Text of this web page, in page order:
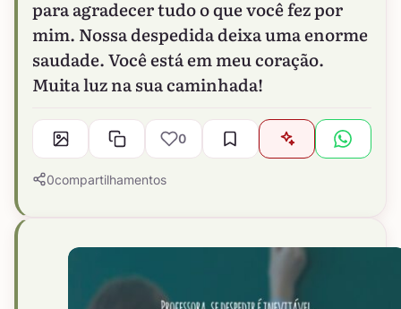
para agradecer tudo o que você fez por
mim. Nossa despedida deixa uma enorme
saudade. Você está em meu coração.
Muita luz na sua caminhada!
0
0compartilhamentos